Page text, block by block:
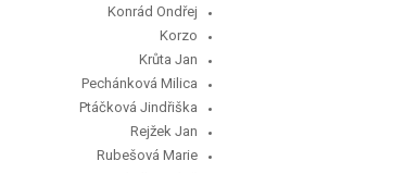
Konrád Ondřej
Korzo
Krůta Jan
Pechánková Milica
Ptáčková Jindřiška
Rejžek Jan
Rubešová Marie